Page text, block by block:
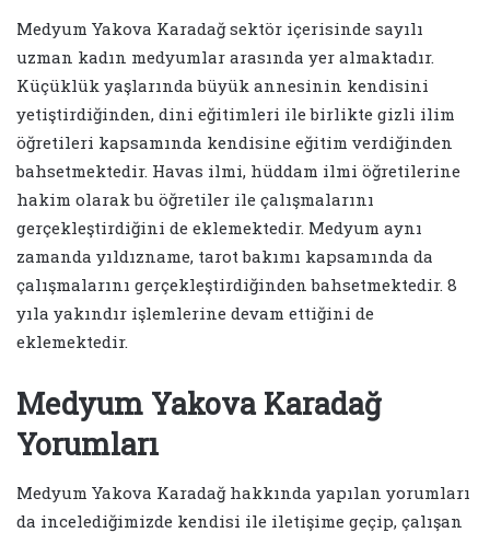
Medyum Yakova Karadağ sektör içerisinde sayılı
uzman kadın medyumlar arasında yer almaktadır.
Küçüklük yaşlarında büyük annesinin kendisini
yetiştirdiğinden, dini eğitimleri ile birlikte gizli ilim
öğretileri kapsamında kendisine eğitim verdiğinden
bahsetmektedir. Havas ilmi, hüddam ilmi öğretilerine
hakim olarak bu öğretiler ile çalışmalarını
gerçekleştirdiğini de eklemektedir. Medyum aynı
zamanda yıldızname, tarot bakımı kapsamında da
çalışmalarını gerçekleştirdiğinden bahsetmektedir. 8
yıla yakındır işlemlerine devam ettiğini de
eklemektedir.
Medyum Yakova Karadağ
Yorumları
Medyum Yakova Karadağ hakkında yapılan yorumları
da incelediğimizde kendisi ile iletişime geçip, çalışan